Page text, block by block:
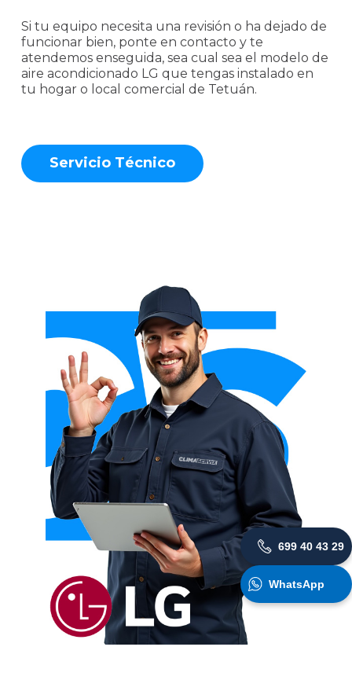
Si tu equipo necesita una revisión o ha dejado de
funcionar bien, ponte en contacto y te
atendemos enseguida, sea cual sea el modelo de
aire acondicionado LG que tengas instalado en
tu hogar o local comercial de Tetuán.
Servicio Técnico
699 40 43 29
WhatsApp